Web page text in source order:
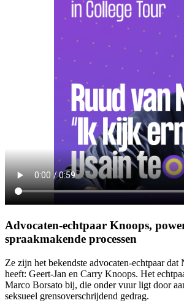
Advocaten-echtpaar Knoops,
spraakmakende processen
Ze zijn het bekendste advocaten-echtpaar dat
heeft: Geert-Jan en Carry Knoops. Het
Marco Borsato bij, die onder vuur ligt door
seksueel grensoverschrijdend gedrag.